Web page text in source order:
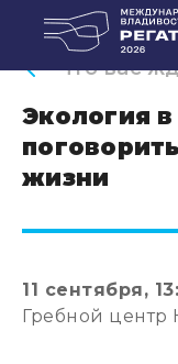
Что вас
Экология
жизни
11 сентября,
Гребной центр